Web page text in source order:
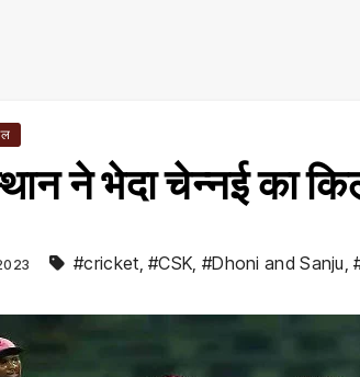
ने भेदा चेन्नई का
#cricket,#CSK, #Dhoni and Sanju,